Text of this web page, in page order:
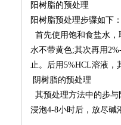
阳树脂的预处理
阳树脂预处理步骤如下
首先使用饱和食盐水
水不带黄色;其次再用
止。后用5%HCL溶液，
阴树脂的预处理
其预处理方法中的步
浸泡4-8小时后，放尽碱